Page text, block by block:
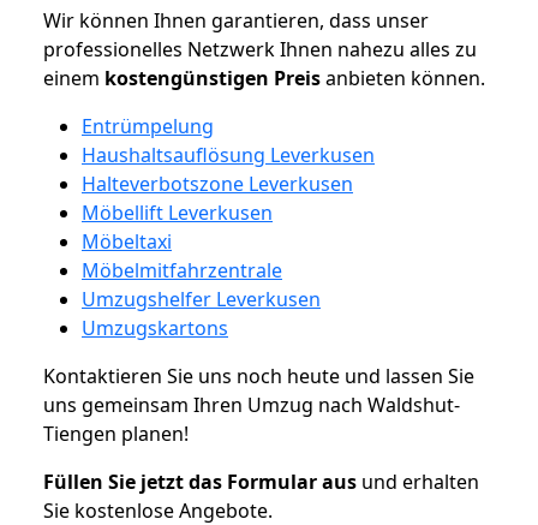
Wir können Ihnen garantieren, dass unser
professionelles Netzwerk Ihnen nahezu alles zu
einem kostengünstigen Preisanbieten können.
Entrümpelung
Haushaltsauflösung Leverkusen
Halteverbotszone Leverkusen
Möbellift Leverkusen
Möbeltaxi
Möbelmitfahrzentrale
Umzugshelfer Leverkusen
Umzugskartons
Kontaktieren Sie uns noch heute und lassen Sie
uns gemeinsam Ihren Umzug nach Waldshut-
Tiengen planen!
Füllen Sie jetzt das Formular aus und erhalten
Sie kostenlose Angebote.